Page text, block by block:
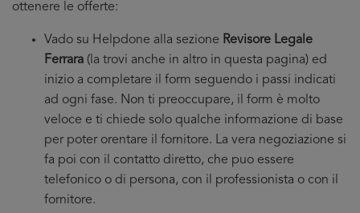
ottenere le offerte:
Vado su Helpdone alla sezione Revisore Legale
Ferrara (la trovi anche in altro in questa pagina) ed
inizio a completare il form seguendo i passi indicati
ad ogni fase. Non ti preoccupare, il form è molto
veloce e ti chiede solo qualche informazione di base
per poter orentare il fornitore. La vera negoziazione si
fa poi con il contatto diretto, che puo essere
telefonico o di persona, con il professionista o con il
fornitore.